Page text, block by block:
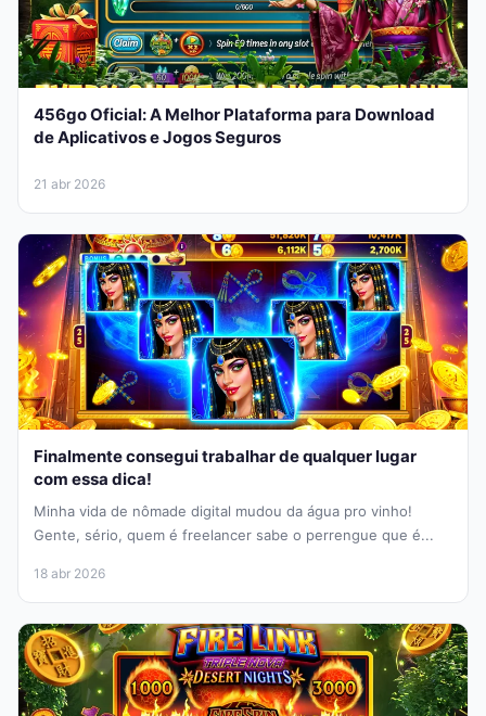
456go Oficial: A Melhor Plataforma para Download
de Aplicativos e Jogos Seguros
21 abr 2026
Finalmente consegui trabalhar de qualquer lugar
com essa dica!
Minha vida de nômade digital mudou da água pro vinho!
Gente, sério, quem é freelancer sabe o perrengue que é...
18 abr 2026